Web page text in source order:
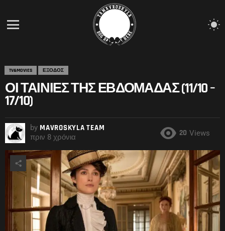
TV&MOVIES ΕΞΟΔΟΣ
ΟΙ ΤΑΙΝΊΕΣ ΤΗΣ ΕΒΔΟΜΆΔΑΣ (11/10 –
17/10)
by MAVROSKYLA TEAM
πριν 8 χρόνια 20 Views